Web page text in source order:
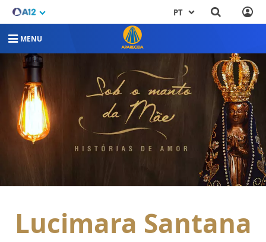
PT
MENU
Lucimara Santana